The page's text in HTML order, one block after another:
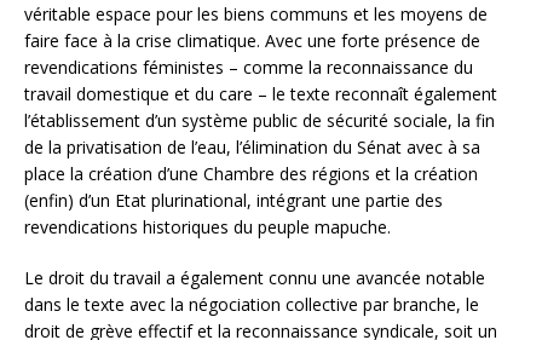
véritable espace pour les biens communs et les moyens de
faire face à la crise climatique. Avec une forte présence de
revendications féministes – comme la reconnaissance du
travail domestique et du care – le texte reconnaît également
l’établissement d’un système public de sécurité sociale, la fin
de la privatisation de l’eau, l’élimination du Sénat avec à sa
place la création d’une Chambre des régions et la création
(enfin) d’un Etat plurinational, intégrant une partie des
revendications historiques du peuple mapuche.
Le droit du travail a également connu une avancée notable
dans le texte avec la négociation collective par branche, le
droit de grève effectif et la reconnaissance syndicale, soit un